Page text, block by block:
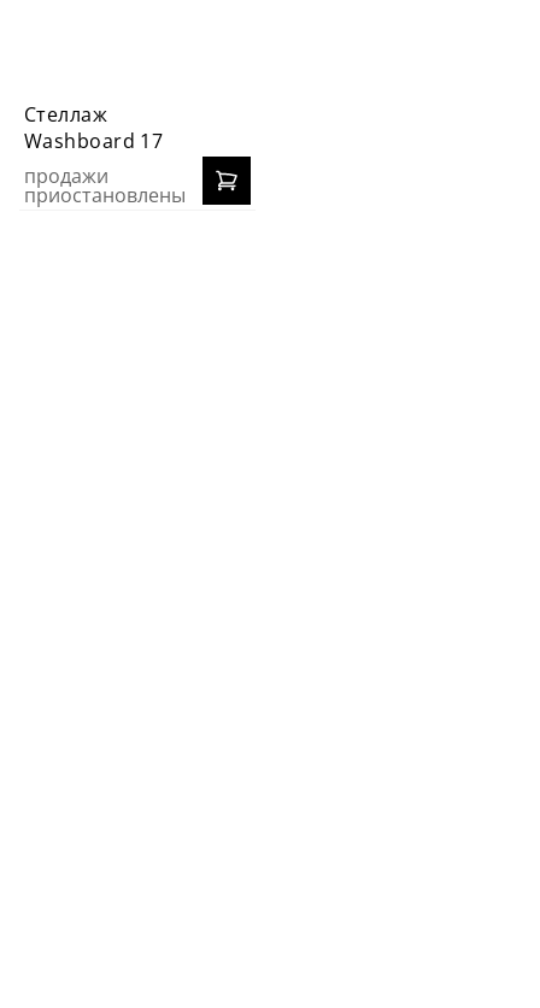
Стеллаж
Washboard 17
продажи
приостановлены